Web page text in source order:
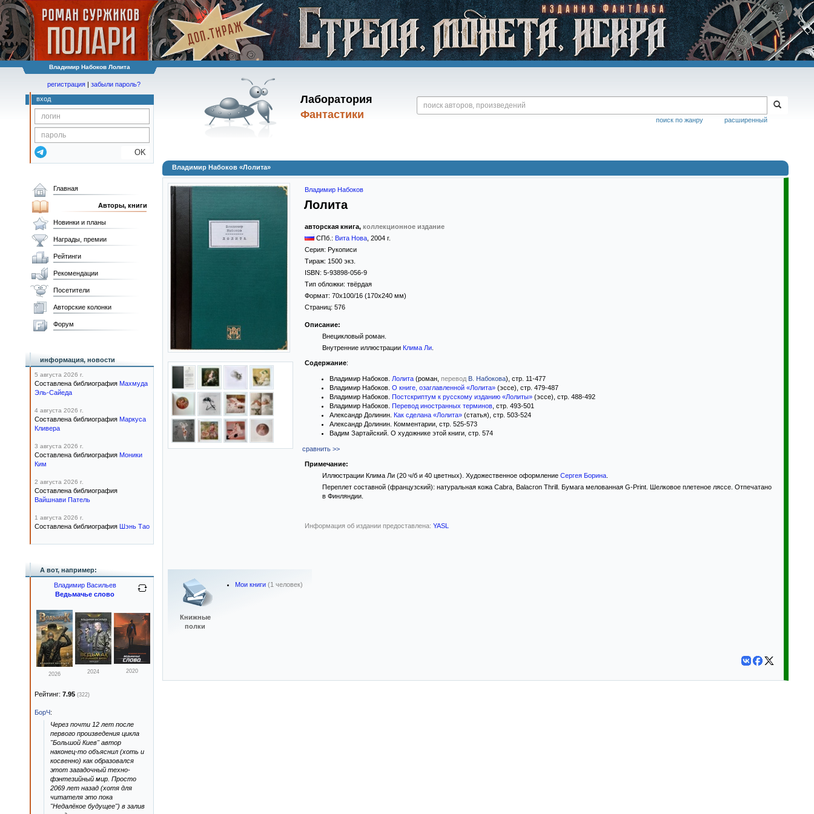
Владимир Набоков Лолита
Лаборатория
Фантастики
расширенный
поиск по жанру
регистрация | забыли пароль?
вход
OK
Владимир Набоков «Лолита»
Владимир Набоков
Лолита
авторская книга, коллекционное издание
СПб.: Вита Нова 2004 г.
Серия: Рукописи
Тираж: 1500 экз.
ISBN: 5-93898-056-9
Тип обложки: твёрдая
Формат: 70x100/16 (170x240 мм)
Страниц: 576
Описание:
Внецикловый роман.
Внутренние иллюстрации Клима Ли.
Содержание:
Владимир Набоков. Лолита (роман, перевод В. Набокова), стр. 11-477
Владимир Набоков. О книге, озаглавленной «Лолита» (эссе), стр. 479-487
Владимир Набоков. Постскриптум к русскому изданию «Лолиты» (эссе), стр. 488-492
Владимир Набоков. Перевод иностранных терминов , стр. 493-501
Александр Долинин. Как сделана «Лолита» (статья), стр. 503-524
Александр Долинин. Комментарии, стр. 525-573
Вадим Зартайский. О художнике этой книги, стр. 574
сравнить >>
Примечание:
Иллюстрации Клима Ли (20 ч/б и 40 цветных). Художественное оформление Сергея Борина.
Переплет составной (французский): натуральная кожа Cabra, Balacron Thrill. Бумага мелованная G-Print. Шелковое плетеное ляссе. Отпечатано
в Финляндии.
Информация об издании предоставлена: YASL
Книжные
полки
Мои книги (1 человек)
Главная
Авторы, книги
Новинки и планы
Награды, премии
Рейтинги
Рекомендации
Посетители
Авторские колонки
Форум
информация, новости
5 августа 2026 г.
Составлена библиография Махмуда
Эль-Сайеда
4 августа 2026 г.
Составлена библиография Маркуса
Кливера
3 августа 2026 г.
Составлена библиография Моники
Ким
2 августа 2026 г.
Составлена библиография
Вайшнави Патель
1 августа 2026 г.
Составлена библиография Шэнь Тао
А вот, например:
Владимир Васильев
Ведьмачье слово
2026 2024 2020
Рейтинг: 7.95 (322)
БорЧ:
Через почти 12 лет после
первого произведения цикла
"Большой Киев" автор
наконец-то объяснил (хоть и
косвенно) как образовался
этот загадочный техно-
фэнтезийный мир. Просто
2069 лет назад (хотя для
читателя это пока
"Недалёкое будущее") в залив